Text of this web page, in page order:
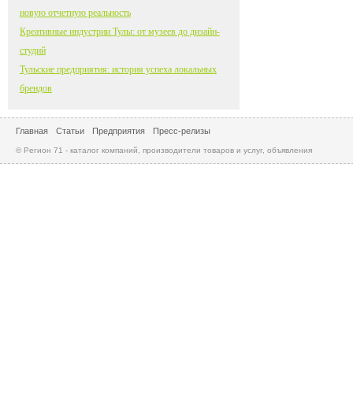
новую отчетную реальность
Креативные индустрии Тулы: от музеев до дизайн-
студий
Тульские предприятия: история успеха локальных
брендов
Главная Статьи Предприятия Пресс-релизы
© Регион 71 - каталог компаний, производители товаров и услуг, объявления